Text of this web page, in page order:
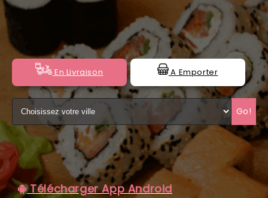
VOTRE COMPTE
NOTRE RESTAURANT
VOS AVIS
MENTIONS LÉGALES
C.G.V
En Livraison A Emporter
Go!
Télécharger App Android